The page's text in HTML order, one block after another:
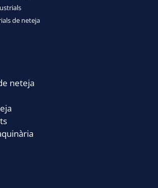
de neteja
neteja